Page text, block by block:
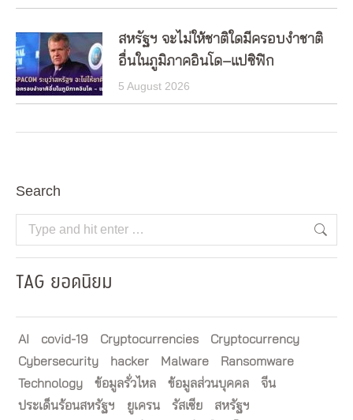
สหรัฐฯ จะไม่ให้ชาติใดมีครอบงำชาติ
อื่นในภูมิภาคอินโด–แปซิฟิก
5 August 2026
Search
Search:
TAG ยอดนิยม
AI covid-19 Cryptocurrencies
Cryptocurrency
Cybersecurity
hacker Malware
Ransomware
Technology
ข้อมูลรั่วไหล ข้อมูลส่วนบุคคล
จีน
ประเด็นร้อนสหรัฐฯ
ยูเครน รัสเซีย
สหรัฐฯ